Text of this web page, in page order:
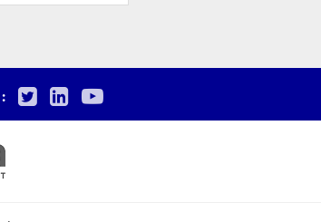
TwitterLinkedIn
Youtube